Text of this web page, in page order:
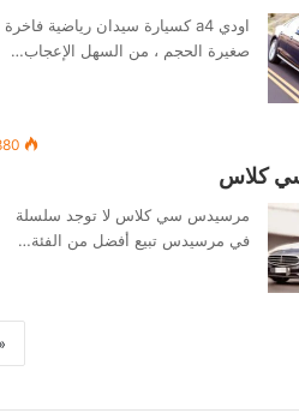
اودي a4 كسيارة سيدان رياضية فاخرة
صغيرة الحجم ، من السهل الإعجاب…
كلاس
مرسيدس سي كلاس لا توجد سلسلة
في مرسيدس تبيع أفضل من الفئة…